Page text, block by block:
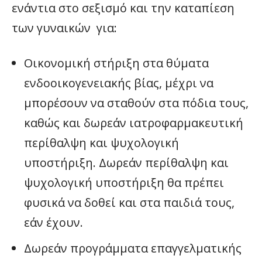
ενάντια στο σεξισμό και την καταπίεση
των γυναικών για:
Οικονομική στήριξη στα θύματα
ενδοοικογενειακής βίας, μέχρι να
μπορέσουν να σταθούν στα πόδια τους,
καθώς και δωρεάν ιατροφαρμακευτική
περίθαλψη και ψυχολογική
υποστήριξη. Δωρεάν περίθαλψη και
ψυχολογική υποστήριξη θα πρέπει
φυσικά να δοθεί και στα παιδιά τους,
εάν έχουν.
Δωρεάν προγράμματα επαγγελματικής